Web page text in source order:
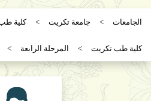
الجامعات جامعة تكريت كلية
كلية طب تكريت المرحلة الرابعة